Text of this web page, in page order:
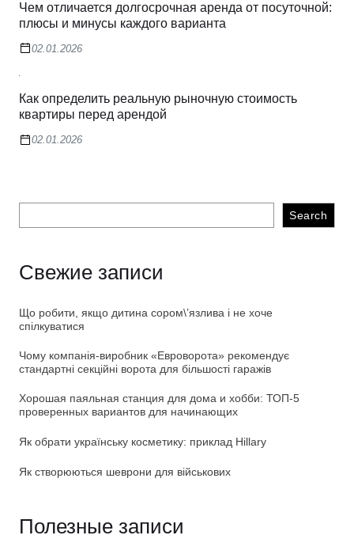
Чем отличается долгосрочная аренда от посуточной:
плюсы и минусы каждого варианта
02.01.2026
Как определить реальную рыночную стоимость
квартиры перед арендой
02.01.2026
Search
Свежие записи
Що робити, якщо дитина сором\’язлива і не хоче
спілкуватися
Чому компанія-виробник «Евроворота» рекомендує
стандартні секційні ворота для більшості гаражів
Хорошая паяльная станция для дома и хобби: ТОП-5
проверенных вариантов для начинающих
Як обрати українську косметику: приклад Hillary
Як створюються шеврони для військових
Полезные записи